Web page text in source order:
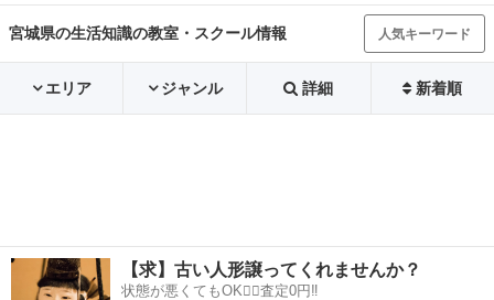
宮城県の生活知識の教室・スクール情報 人気キーワード
エリア ジャンル 詳細 新着順
【求】古い人形譲ってくれませんか？
状態が悪くてもOK🙆‍♀️査定0円‼️